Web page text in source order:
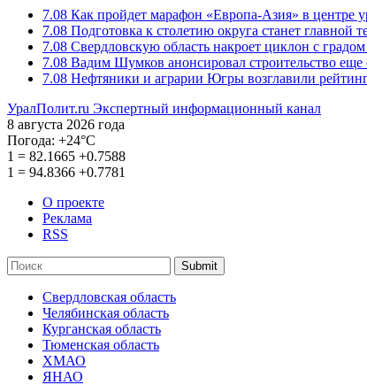
7.08 Как пройдет марафон «Европа-Азия» в центре
7.08 Подготовка к столетию округа станет главной
7.08 Свердловскую область накроет циклон с
7.08 Вадим Шумков анонсировал строительство
7.08 Нефтяники и аграрии Югры возглавили
УралПолит.ru Экспертный информационный канал
8 августа 2026 года
Погода: +24°С
1 = 82.1665 +0.7588
1 = 94.8366 +0.7781
О проекте
Реклама
RSS
Submit
Свердловская область
Челябинская область
Курганская область
Тюменская область
ХМАО
ЯНАО